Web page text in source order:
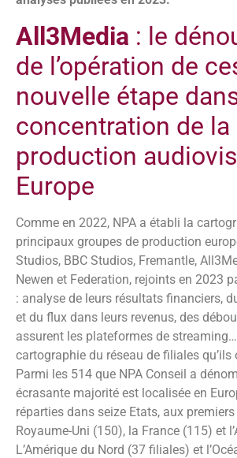
All3Media : le
de l’opération de
nouvelle étape
concentration de la
production
Europe
Comme en 2022, NPA a établi la
principaux groupes de production
Studios, BBC Studios, Fremantle,
Newen et Federation, rejoints en 2023
: analyse de leurs résultats financiers,
et du flux dans leurs revenus, des
assurent les plateformes de
cartographie du réseau de filiales qu’ils
Parmi les 514 que NPA Conseil a
écrasante majorité est localisée en
réparties dans seize Etats, aux
Royaume-Uni (150), la France (115) et
L’Amérique du Nord (37 filiales) et